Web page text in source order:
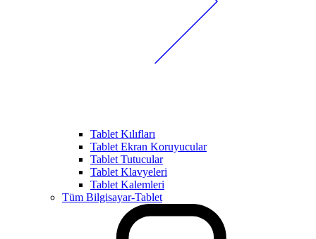
Tablet Kılıfları
Tablet Ekran Koruyucular
Tablet Tutucular
Tablet Klavyeleri
Tablet Kalemleri
Tüm Bilgisayar-Tablet